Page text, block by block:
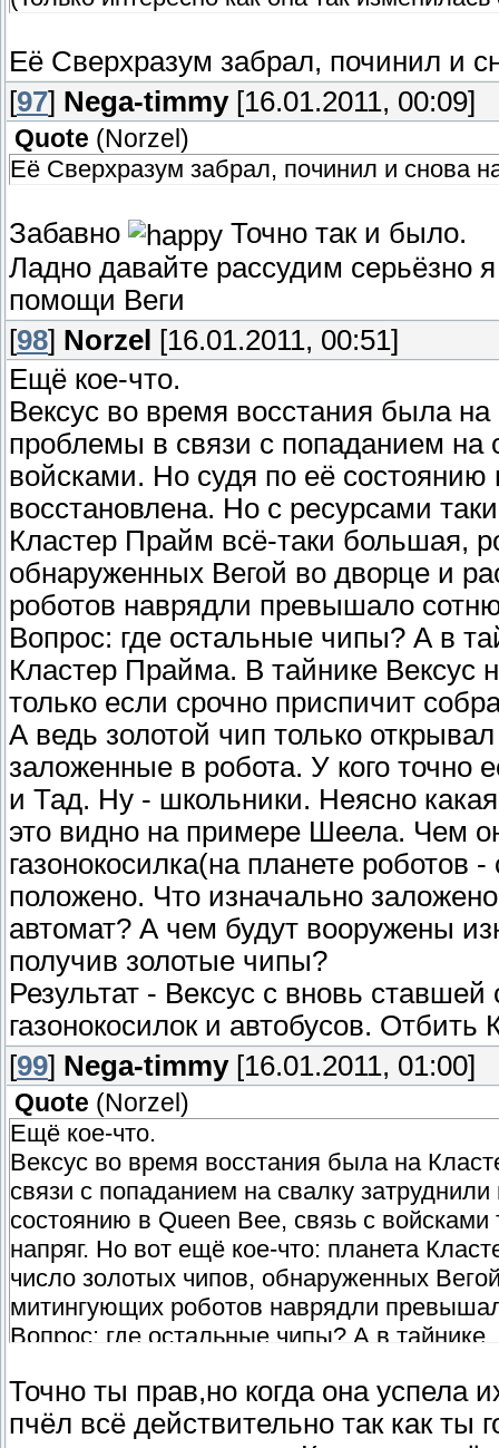
Её Сверхразум забрал, починил и
[97] Nega-timmy[16.01.2011, 00:09]
Quote (Norzel )
Её Сверхразум забрал, починил и снова
Забавно
Точно так и было.
Ладно давайте рассудим серьёзно
помощи Веги
[98] Norzel
[16.01.2011, 00:51]
Ещё кое-что.
Вексус во время восстания была
проблемы в связи с попаданием на
войсками. Но судя по её
восстановлена. Но с ресурсами
Кластер Прайм всё-таки большая,
обнаруженных Вегой во дворце и
роботов наврядли превышало
Вопрос: где остальные чипы? А в
Кластер Прайма. В тайнике Вексус
только если срочно приспичит
А ведь золотой чип только
заложенные в робота. У кого точно
и Тад. Ну - школьники. Неясно
это видно на примере Шеела. Чем
газонокосилка(на планете
положено. Что изначально
автомат? А чем будут вооружены
получив золотые чипы?
Результат - Вексус с вновь
газонокосилок и автобусов.
[99] Nega-timmy[16.01.2011, 01:00]
Quote (Norzel )
Ещё кое-что.
Вексус во время восстания была на
связи с попаданием на свалку
состоянию в Queen Bee, связь с
напряг. Но вот ещё кое-что: планета
число золотых чипов, обнаруженных
митингующих роботов наврядли
Вопрос: где остальные чипы? А в
собрать боеспособную армию.
А ведь золотой чип только открывал
Точно ты прав,но когда она успела
пчёл всё действительно так как ты